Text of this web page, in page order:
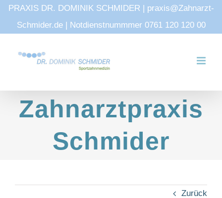
PRAXIS DR. DOMINIK SCHMIDER | praxis@Zahnarzt-
Schmider.de | Notdienstnummmer 0761 120 120 00
Inhalt
Zahnarztpraxis
Schmider
Zurück